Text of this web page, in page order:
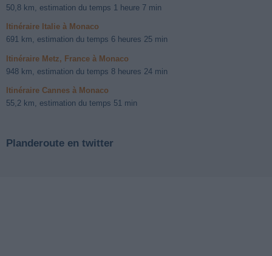
50,8 km, estimation du temps 1 heure 7 min
Itinéraire Italie à Monaco
691 km, estimation du temps 6 heures 25 min
Itinéraire Metz, France à Monaco
948 km, estimation du temps 8 heures 24 min
Itinéraire Cannes à Monaco
55,2 km, estimation du temps 51 min
Planderoute en twitter